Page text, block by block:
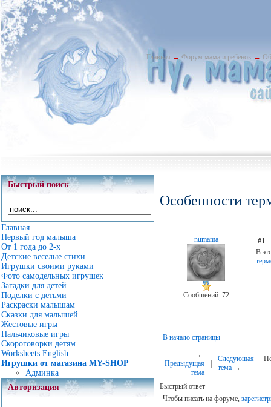
Главная → Форум мама и ребенок →
Быстрый поиск
Главная
Первый год малыша
От 1 года до 2-х
Детские веселые стихи
Игрушки своими руками
Фото самодельных игрушек
Загадки для детей
Поделки с детьми
Раскраски малышам
Сказки для малышей
Жестовые игры
Пальчиковые игры
Скороговорки детям
Worksheets English
Игрушки от магазина MY-SHOP
Админка
Авторизация
Особенности
numama
Сообщений: 72
#1 -
В
В начало страницы
←
Предыдущая
тема
|
Следующая
тема→
Быстрый ответ
Чтобы писать на форуме,